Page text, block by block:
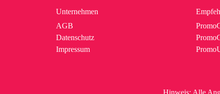
Unternehmen
AGB
Datenschutz
Impressum
Hinweis: Alle